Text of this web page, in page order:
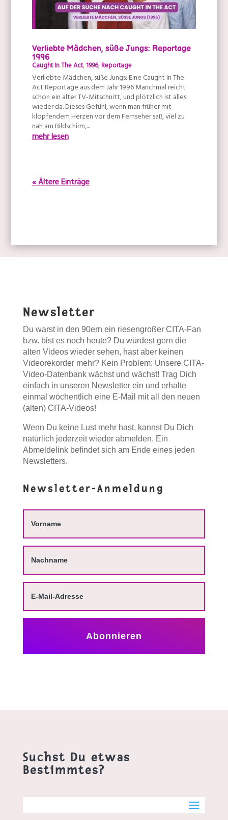
Verliebte Mädchen, süße Jungs: Reportage
1996
Caught In The Act,1996,Reportage
Verliebte Mädchen, süße Jungs: Eine Caught In The
Act Reportage aus dem Jahr 1996 Manchmal reicht
schon ein alter TV-Mitschnitt, und plötzlich ist alles
wieder da. Dieses Gefühl, wenn man früher mit
klopfendem Herzen vor dem Fernseher saß, viel zu
nah am Bildschirm,...
mehr lesen
« Ältere Einträge
Newsletter
Du warst in den 90ern ein riesengroßer CITA-Fan
bzw. bist es noch heute? Du würdest gern die
alten Videos wieder sehen, hast aber keinen
Videorekorder mehr? Kein Problem: Unsere CITA-
Video-Datenbank wächst und wächst! Trag Dich
einfach in unseren Newsletter ein und erhalte
einmal wöchentlich eine E-Mail mit all den neuen
(alten) CITA-Videos!
Wenn Du keine Lust mehr hast, kannst Du Dich
natürlich jederzeit wieder abmelden. Ein
Abmeldelink befindet sich am Ende eines jeden
Newsletters.
Newsletter-Anmeldung
Abonnieren
Suchst Du etwas
Bestimmtes?